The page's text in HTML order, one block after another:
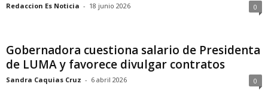
Redaccion Es Noticia - 18 junio 2026 0
Gobernadora cuestiona salario de Presidenta
de LUMA y favorece divulgar contratos
Sandra Caquias Cruz - 6 abril 2026 0